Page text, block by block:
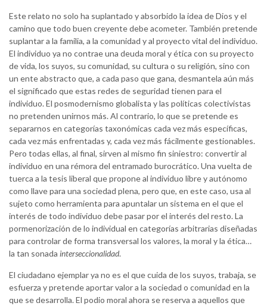
Este relato no solo ha suplantado y absorbido la idea de Dios y el
camino que todo buen creyente debe acometer. También pretende
suplantar a la familia, a la comunidad y al proyecto vital del individuo.
El individuo ya no contrae una deuda moral y ética con su proyecto
de vida, los suyos, su comunidad, su cultura o su religión, sino con
un ente abstracto que, a cada paso que gana, desmantela aún más
el significado que estas redes de seguridad tienen para el
individuo. El posmodernismo globalista y las políticas colectivistas
no pretenden unirnos más. Al contrario, lo que se pretende es
separarnos en categorías taxonómicas cada vez más específicas,
cada vez más enfrentadas y, cada vez más fácilmente gestionables.
Pero todas ellas, al final, sirven al mismo fin siniestro: convertir al
individuo en una rémora del entramado burocrático. Una vuelta de
tuerca a la tesis liberal que propone al individuo libre y autónomo
como llave para una sociedad plena, pero que, en este caso, usa al
sujeto como herramienta para apuntalar un sistema en el que el
interés de todo individuo debe pasar por el interés del resto. La
pormenorización de lo individual en categorías arbitrarias diseñadas
para controlar de forma transversal los valores, la moral y la ética…
la tan sonada interseccionalidad.
El ciudadano ejemplar ya no es el que cuida de los suyos, trabaja, se
esfuerza y pretende aportar valor a la sociedad o comunidad en la
que se desarrolla. El podio moral ahora se reserva a aquellos que